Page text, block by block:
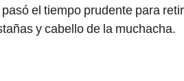
el tiempo prudente para
y cabello de la muchacha.